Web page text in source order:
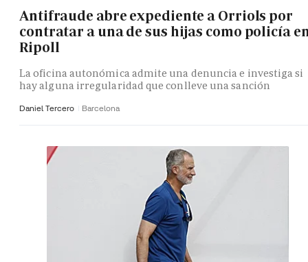
Antifraude abre expediente a Orriols por
contratar a una de sus hijas como policía
Ripoll
La oficina autonómica admite una denuncia e investiga si
hay alguna irregularidad que conlleve una sanción
Daniel Tercero Barcelona